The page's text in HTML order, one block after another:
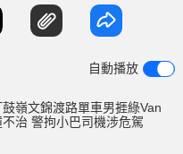
e
巴司機涉危險駕駛導
文錦渡路往上水，至
自動播放
鼓嶺文錦渡路單車男捱綠Van
不治 警拘小巴司機涉危駕